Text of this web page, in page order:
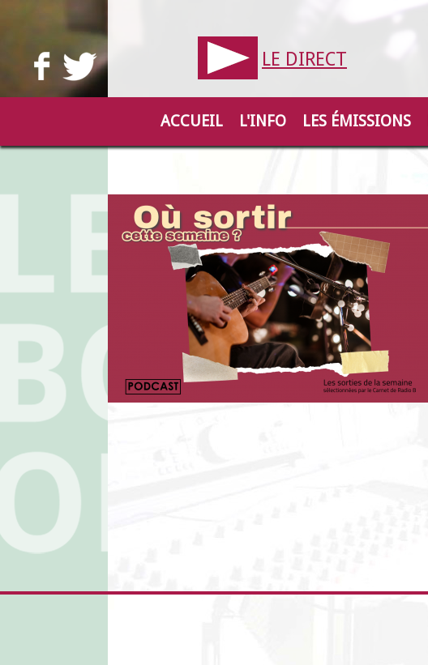
LE DIRECT
ACCUEIL L'INFO LES ÉMISSIONS